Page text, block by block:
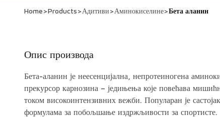
Home>Products>Адитиви>Аминокиселине>Бета аланин
Опис производа
Бета-аланин је неесенцијална, непротеиногена
прекурсор карнозина – једињења које повећава
током високоинтензивних вежби. Популаран је
формулама за побољшање издржљивости за спортисте.